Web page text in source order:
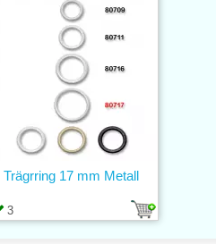
3
Trägrring 17 mm Metall